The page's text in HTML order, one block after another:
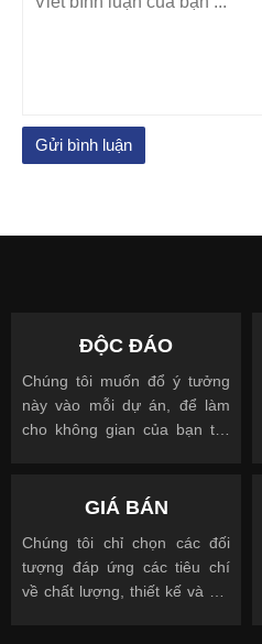
ĐỘC ĐÁO
Chúng tôi muốn đổ ý tưởng
này vào mỗi dự án, để làm
cho không gian của bạn trở
GIÁ BÁN
Chúng tôi chỉ chọn các đối
tượng đáp ứng các tiêu chí
về chất lượng, thiết kế và giá